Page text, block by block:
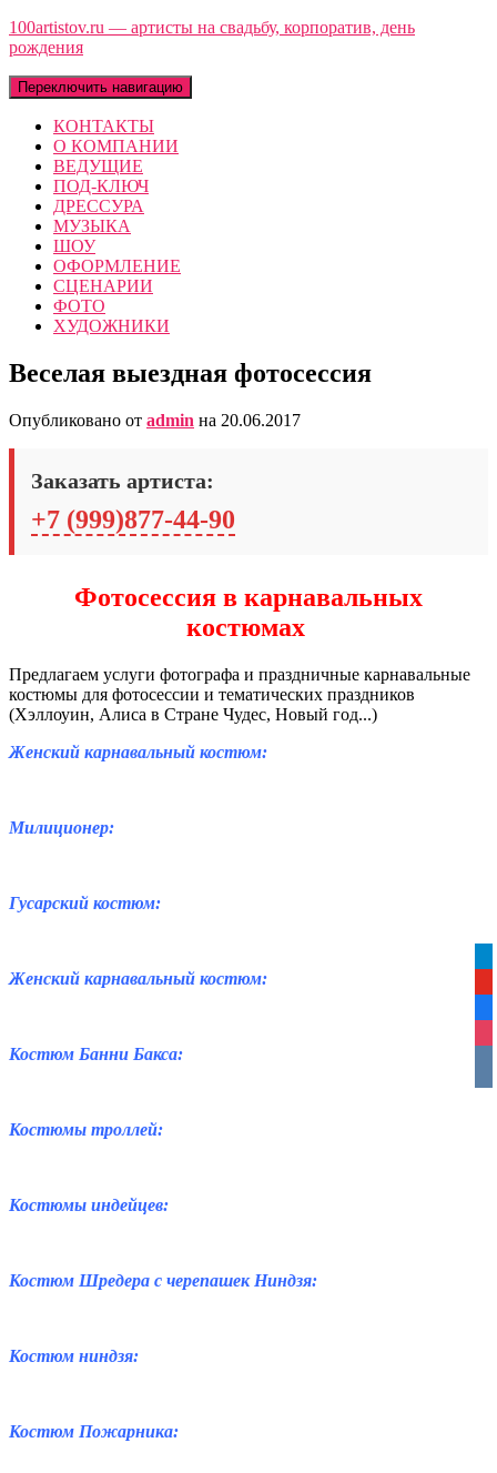
100artistov.ru — артисты на свадьбу, корпоратив, день
рождения
Переключить навигацию
КОНТАКТЫ
О КОМПАНИИ
ВЕДУЩИЕ
ПОД-КЛЮЧ
ДРЕССУРА
МУЗЫКА
ШОУ
ОФОРМЛЕНИЕ
СЦЕНАРИИ
ФОТО
ХУДОЖНИКИ
Веселая выездная фотосессия
Опубликовано от admin на 20.06.2017
Заказать артиста:
+7 (999)877-44-90
Фотосессия в карнавальных
костюмах
Предлагаем услуги фотографа и праздничные карнавальные
костюмы для фотосессии и тематических праздников
(Хэллоуин, Алиса в Стране Чудес, Новый год...)
Женский карнавальный костюм:
Милиционер:
Гусарский костюм:
Женский карнавальный костюм:
Костюм Банни Бакса:
Костюмы троллей:
Костюмы индейцев:
Костюм Шредера с черепашек Ниндзя:
Костюм ниндзя:
Костюм Пожарника: